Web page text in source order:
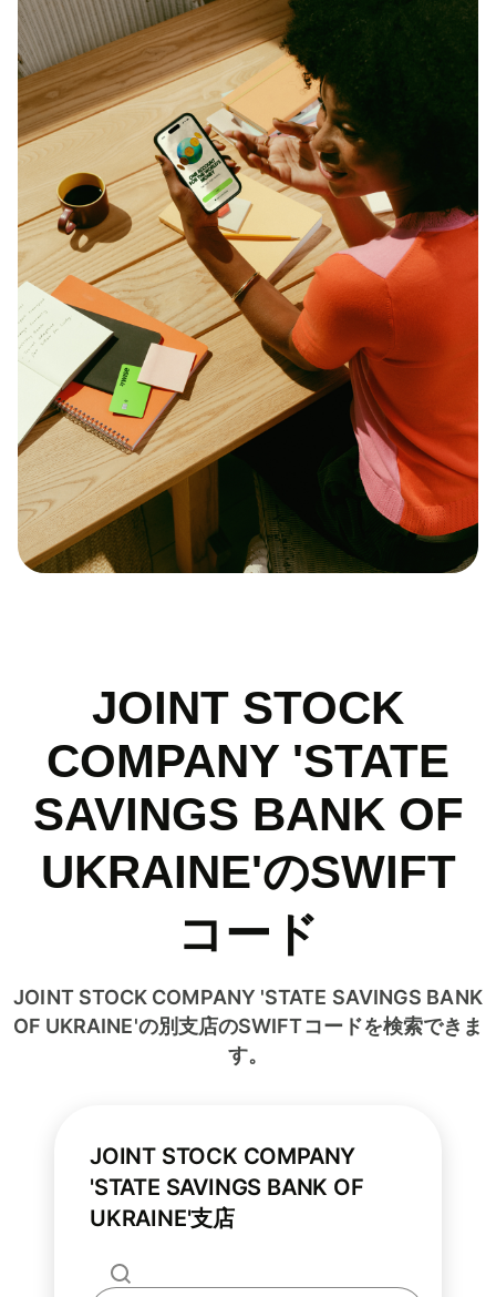
JOINT STOCK
COMPANY 'STATE
SAVINGS BANK OF
UKRAINE'のSWIFT
コード
JOINT STOCK COMPANY 'STATE SAVINGS BANK
OF UKRAINE'の別支店のSWIFTコードを検索できま
す。
JOINT STOCK COMPANY
'STATE SAVINGS BANK OF
UKRAINE'支店